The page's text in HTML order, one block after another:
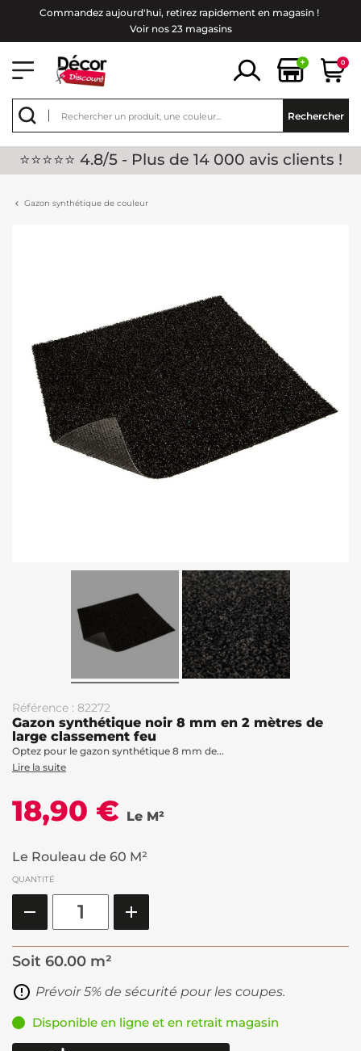
Commandez aujourd'hui, retirez rapidement en magasin !
Voir nos 23 magasins
+ 0
Rechercher
⭐⭐⭐⭐⭐ 4.8/5 - Plus de 14 000 avis clients !
Gazon synthétique de couleur
Référence : 82272
Gazon synthétique noir 8 mm en 2 mètres de
large classement feu
Optez pour le gazon synthétique 8 mm de...
Lire la suite
18,90 € Le M²
Le Rouleau de 60 M²
QUANTITÉ
Soit 60.00 m²
Prévoir 5% de sécurité pour les coupes.
Disponible en ligne et en retrait magasin